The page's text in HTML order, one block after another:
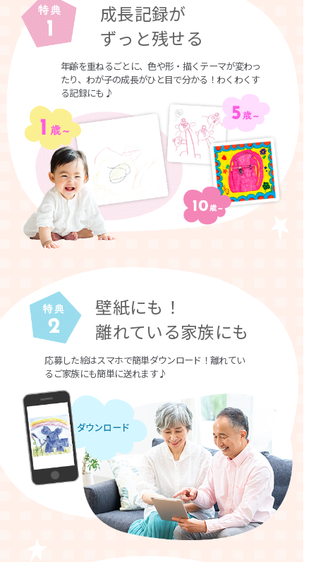
成長記録が
ずっと残せる
年齢を重ねるごとに、色や形・描くテーマが変わっ
たり、わが子の成長がひと目で分かる！わくわくす
る記録にも♪
壁紙にも！
離れている家族にも
応募した絵はスマホで簡単ダウンロード！離れてい
るご家族にも簡単に送れます♪